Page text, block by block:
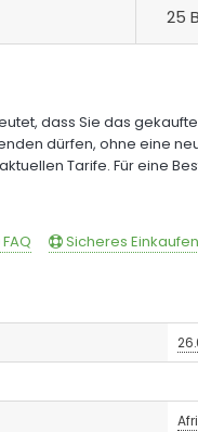
25
dass Sie das
dürfen, ohne eine
Tarife. Für eine
FAQ Sicheres Einkaufen